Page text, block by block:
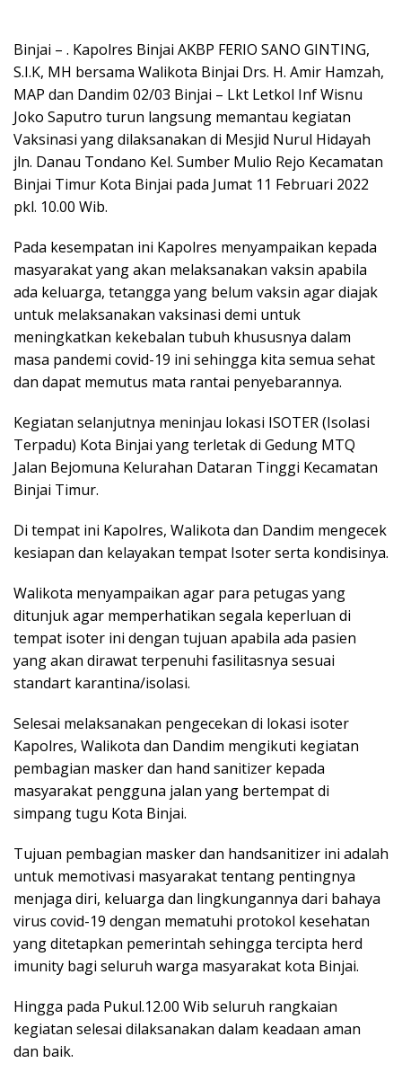
Binjai – . Kapolres Binjai AKBP FERIO SANO GINTING,
S.I.K, MH bersama Walikota Binjai Drs. H. Amir Hamzah,
MAP dan Dandim 02/03 Binjai – Lkt Letkol Inf Wisnu
Joko Saputro turun langsung memantau kegiatan
Vaksinasi yang dilaksanakan di Mesjid Nurul Hidayah
jln. Danau Tondano Kel. Sumber Mulio Rejo Kecamatan
Binjai Timur Kota Binjai pada Jumat 11 Februari 2022
pkl. 10.00 Wib.
Pada kesempatan ini Kapolres menyampaikan kepada
masyarakat yang akan melaksanakan vaksin apabila
ada keluarga, tetangga yang belum vaksin agar diajak
untuk melaksanakan vaksinasi demi untuk
meningkatkan kekebalan tubuh khususnya dalam
masa pandemi covid-19 ini sehingga kita semua sehat
dan dapat memutus mata rantai penyebarannya.
Kegiatan selanjutnya meninjau lokasi ISOTER (Isolasi
Terpadu) Kota Binjai yang terletak di Gedung MTQ
Jalan Bejomuna Kelurahan Dataran Tinggi Kecamatan
Binjai Timur.
Di tempat ini Kapolres, Walikota dan Dandim mengecek
kesiapan dan kelayakan tempat Isoter serta kondisinya.
Walikota menyampaikan agar para petugas yang
ditunjuk agar memperhatikan segala keperluan di
tempat isoter ini dengan tujuan apabila ada pasien
yang akan dirawat terpenuhi fasilitasnya sesuai
standart karantina/isolasi.
Selesai melaksanakan pengecekan di lokasi isoter
Kapolres, Walikota dan Dandim mengikuti kegiatan
pembagian masker dan hand sanitizer kepada
masyarakat pengguna jalan yang bertempat di
simpang tugu Kota Binjai.
Tujuan pembagian masker dan handsanitizer ini adalah
untuk memotivasi masyarakat tentang pentingnya
menjaga diri, keluarga dan lingkungannya dari bahaya
virus covid-19 dengan mematuhi protokol kesehatan
yang ditetapkan pemerintah sehingga tercipta herd
imunity bagi seluruh warga masyarakat kota Binjai.
Hingga pada Pukul.12.00 Wib seluruh rangkaian
kegiatan selesai dilaksanakan dalam keadaan aman
dan baik.